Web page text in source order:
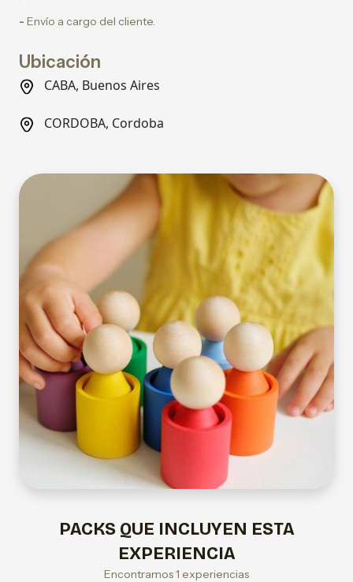
- Envío a cargo del cliente.
Ubicación
CABA, Buenos Aires
CORDOBA, Cordoba
PACKS QUE INCLUYEN ESTA
EXPERIENCIA
Encontramos 1 experiencias